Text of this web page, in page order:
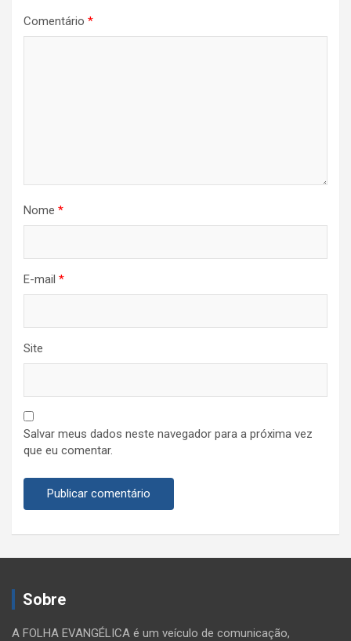
Comentário *
Nome *
E-mail *
Site
Salvar meus dados neste navegador para a próxima vez
que eu comentar.
Sobre
A FOLHA EVANGÉLICA é um veículo de comunicação,